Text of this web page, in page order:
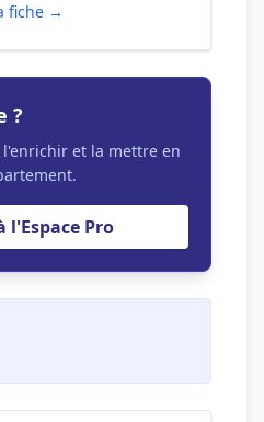
fiche →
?
l'enrichir et la mettre en
l'Espace Pro